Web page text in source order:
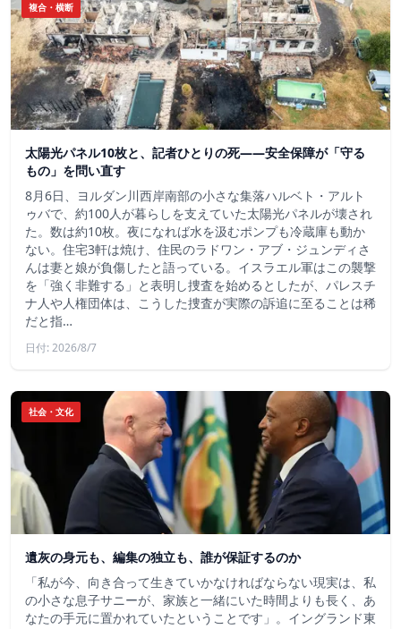
複合・横断
太陽光パネル10枚と、記者ひとりの死——安全保障が「守る
もの」を問い直す
8月6日、ヨルダン川西岸南部の小さな集落ハルベト・アルト
ゥバで、約100人が暮らしを支えていた太陽光パネルが壊され
た。数は約10枚。夜になれば水を汲むポンプも冷蔵庫も動か
ない。住宅3軒は焼け、住民のラドワン・アブ・ジュンディさ
んは妻と娘が負傷したと語っている。イスラエル軍はこの襲撃
を「強く非難する」と表明し捜査を始めるとしたが、パレスチ
ナ人や人権団体は、こうした捜査が実際の訴追に至ることは稀
だと指…
日付: 2026/8/7
社会・文化
遺灰の身元も、編集の独立も、誰が保証するのか
「私が今、向き合って生きていかなければならない現実は、私
の小さな息子サニーが、家族と一緒にいた時間よりも長く、あ
なたの手元に置かれていたということです」。イングランド東